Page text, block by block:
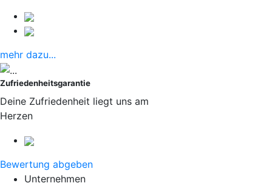
mehr dazu...
Zufriedenheitsgarantie
Deine Zufriedenheit liegt uns am
Herzen
Bewertung abgeben
Unternehmen